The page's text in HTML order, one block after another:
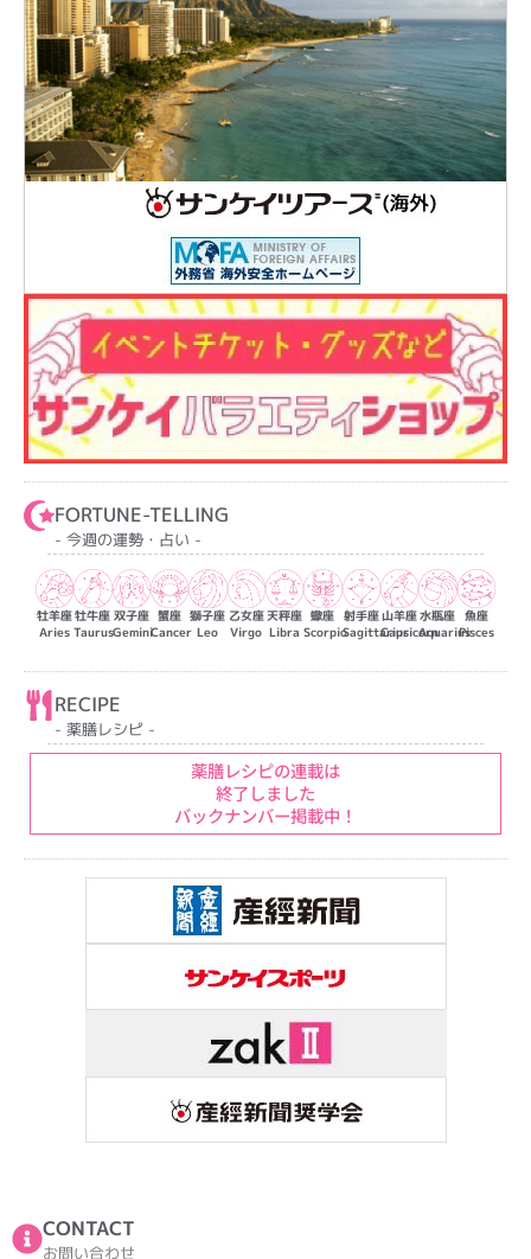
FORTUNE-TELLING
- 今週の運勢・占い -
牡羊座
Aries
牡牛座
Taurus
双子座
Gemini
蟹座
Cancer
獅子座
Leo
乙女座
Virgo
天秤座
Libra
蠍座
Scorpio
射手座
Sagittarius
山羊座
Capricorn
水瓶座
Aquarius
魚座
Pisces
RECIPE
- 薬膳レシピ -
薬膳レシピの連載は
終了しました
バックナンバー掲載中！
CONTACT
お問い合わせ